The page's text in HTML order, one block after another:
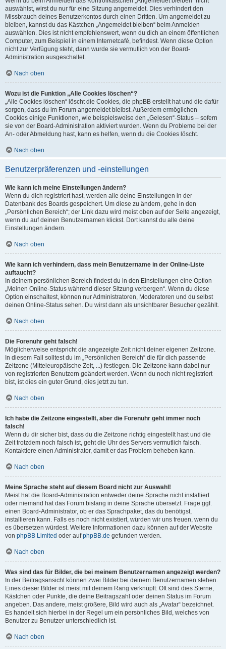
auswählst, wirst du nur für eine Sitzung angemeldet. Dies verhindert den
Missbrauch deines Benutzerkontos durch einen Dritten. Um angemeldet zu
bleiben, kannst du das Kästchen „Angemeldet bleiben“ beim Anmelden
auswählen. Dies ist nicht empfehlenswert, wenn du dich an einem öffentlichen
Computer, zum Beispiel in einem Internetcafé, befindest. Wenn diese Option
nicht zur Verfügung steht, dann wurde sie vermutlich von der Board-
Administration ausgeschaltet.
Nach oben
Wozu ist die Funktion „Alle Cookies löschen“?
„Alle Cookies löschen“ löscht die Cookies, die phpBB erstellt hat und die dafür
sorgen, dass du im Forum angemeldet bleibst. Außerdem ermöglichen
Cookies einige Funktionen, wie beispielsweise den „Gelesen“-Status – sofern
sie von der Board-Administration aktiviert wurden. Wenn du Probleme bei der
An- oder Abmeldung hast, kann es helfen, wenn du die Cookies löscht.
Nach oben
Benutzerpräferenzen und -einstellungen
Wie kann ich meine Einstellungen ändern?
Wenn du dich registriert hast, werden alle deine Einstellungen in der
Datenbank des Boards gespeichert. Um diese zu ändern, gehe in den
„Persönlichen Bereich“; der Link dazu wird meist oben auf der Seite angezeigt,
wenn du auf deinen Benutzernamen klickst. Dort kannst du alle deine
Einstellungen ändern.
Nach oben
Wie kann ich verhindern, dass mein Benutzername in der Online-Liste
auftaucht?
In deinem persönlichen Bereich findest du in den Einstellungen eine Option
„Meinen Online-Status während dieser Sitzung verbergen“. Wenn du diese
Option einschaltest, können nur Administratoren, Moderatoren und du selbst
deinen Online-Status sehen. Du wirst dann als unsichtbarer Besucher gezählt.
Nach oben
Die Forenuhr geht falsch!
Möglicherweise entspricht die angezeigte Zeit nicht deiner eigenen Zeitzone.
In diesem Fall solltest du im „Persönlichen Bereich“ die für dich passende
Zeitzone (Mitteleuropäische Zeit, ...) festlegen. Die Zeitzone kann dabei nur
von registrierten Benutzern geändert werden. Wenn du noch nicht registriert
bist, ist dies ein guter Grund, dies jetzt zu tun.
Nach oben
Ich habe die Zeitzone eingestellt, aber die Forenuhr geht immer noch
falsch!
Wenn du dir sicher bist, dass du die Zeitzone richtig eingestellt hast und die
Zeit trotzdem noch falsch ist, geht die Uhr des Servers vermutlich falsch.
Kontaktiere einen Administrator, damit er das Problem beheben kann.
Nach oben
Meine Sprache steht auf diesem Board nicht zur Auswahl!
Meist hat die Board-Administration entweder deine Sprache nicht installiert
oder niemand hat das Forum bislang in deine Sprache übersetzt. Frage ggf.
einen Board-Administrator, ob er das Sprachpaket, das du benötigst,
installieren kann. Falls es noch nicht existiert, würden wir uns freuen, wenn du
es übersetzen würdest. Weitere Informationen dazu können auf der Website
von phpBB Limited oder aufphpBB.de gefunden werden.
Nach oben
Was sind das für Bilder, die bei meinem Benutzernamen angezeigt werden?
In der Beitragsansicht können zwei Bilder bei deinem Benutzernamen stehen.
Eines dieser Bilder ist meist mit deinem Rang verknüpft: Oft sind dies Sterne,
Kästchen oder Punkte, die deine Beitragszahl oder deinen Status im Forum
angeben. Das andere, meist größere, Bild wird auch als „Avatar“ bezeichnet.
Es handelt sich hierbei in der Regel um ein persönliches Bild, welches von
Benutzer zu Benutzer unterschiedlich ist.
Nach oben